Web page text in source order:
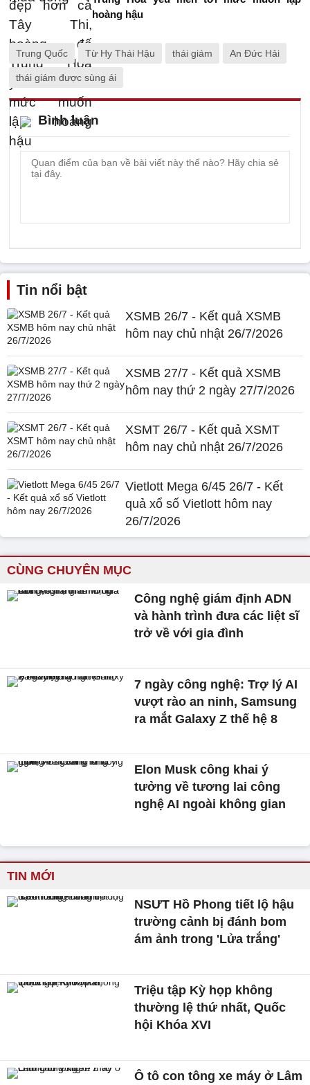
hoàng hậu
Trung Quốc Từ Hy Thái Hậu thái giám An Đức Hải
thái giám được sùng ái
Bình luận
Tin nổi bật
XSMB 26/7 - Kết quả XSMB
hôm nay chủ nhật 26/7/2026
XSMB 27/7 - Kết quả XSMB
hôm nay thứ 2 ngày 27/7/2026
XSMT 26/7 - Kết quả XSMT
hôm nay chủ nhật 26/7/2026
Vietlott Mega 6/45 26/7 - Kết
quả xổ số Vietlott hôm nay
26/7/2026
CÙNG CHUYÊN MỤC
Công nghệ giám định ADN
và hành trình đưa các liệt sĩ
trở về với gia đình
7 ngày công nghệ: Trợ lý AI
vượt rào an ninh, Samsung
ra mắt Galaxy Z thế hệ 8
Elon Musk công khai ý
tưởng về tương lai công
nghệ AI ngoài không gian
TIN MỚI
NSƯT Hồ Phong tiết lộ hậu
trường cảnh bị đánh bom
ám ảnh trong 'Lửa trắng'
Triệu tập Kỳ họp không
thường lệ thứ nhất, Quốc
hội Khóa XVI
Ô tô con tông xe máy ở Lâm